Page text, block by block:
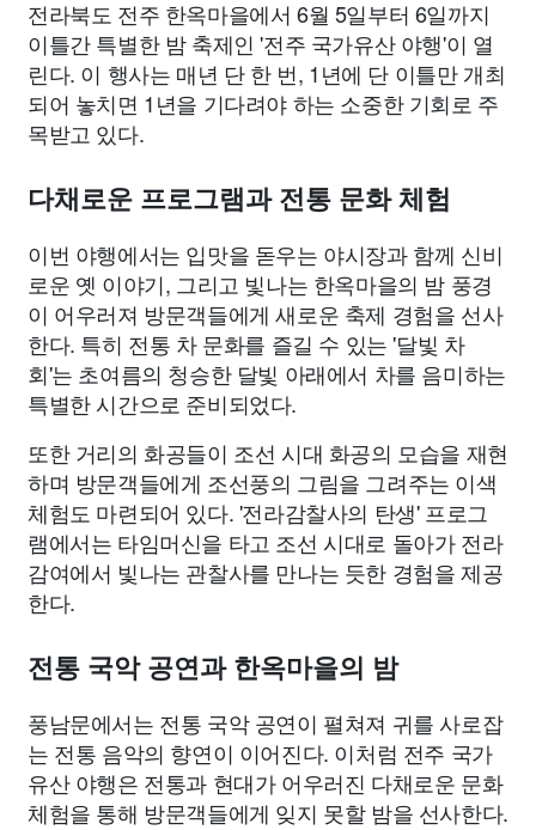
전라북도 전주 한옥마을에서 6월 5일부터 6일까지
이틀간 특별한 밤 축제인 '전주 국가유산 야행'이 열
린다. 이 행사는 매년 단 한 번, 1년에 단 이틀만 개최
되어 놓치면 1년을 기다려야 하는 소중한 기회로 주
목받고 있다.
다채로운 프로그램과 전통 문화 체험
이번 야행에서는 입맛을 돋우는 야시장과 함께 신비
로운 옛 이야기, 그리고 빛나는 한옥마을의 밤 풍경
이 어우러져 방문객들에게 새로운 축제 경험을 선사
한다. 특히 전통 차 문화를 즐길 수 있는 '달빛 차
회'는 초여름의 청승한 달빛 아래에서 차를 음미하는
특별한 시간으로 준비되었다.
또한 거리의 화공들이 조선 시대 화공의 모습을 재현
하며 방문객들에게 조선풍의 그림을 그려주는 이색
체험도 마련되어 있다. '전라감찰사의 탄생' 프로그
램에서는 타임머신을 타고 조선 시대로 돌아가 전라
감여에서 빛나는 관찰사를 만나는 듯한 경험을 제공
한다.
전통 국악 공연과 한옥마을의 밤
풍남문에서는 전통 국악 공연이 펼쳐져 귀를 사로잡
는 전통 음악의 향연이 이어진다. 이처럼 전주 국가
유산 야행은 전통과 현대가 어우러진 다채로운 문화
체험을 통해 방문객들에게 잊지 못할 밤을 선사한다.